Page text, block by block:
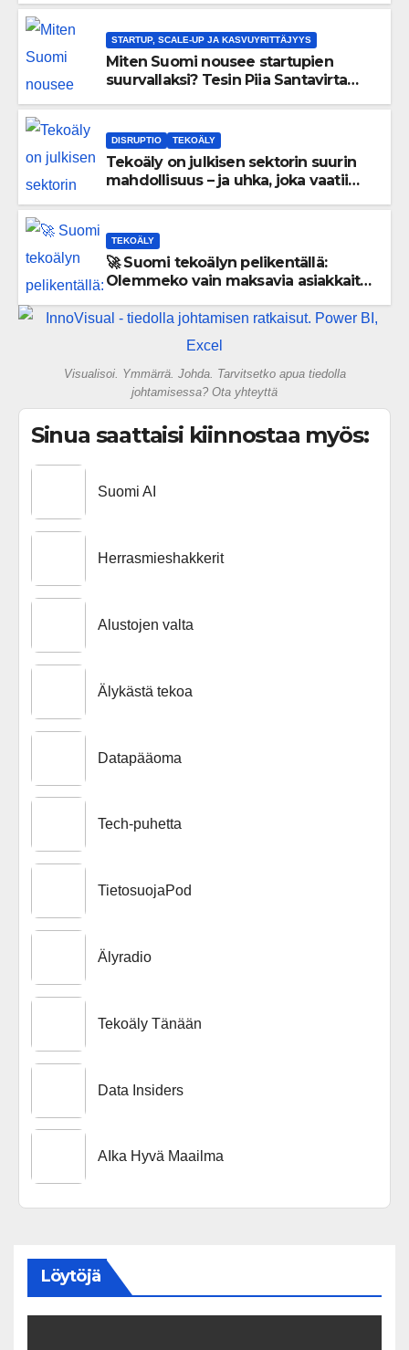
STARTUP, SCALE-UP JA KASVUYRITTÄJYYS
Miten Suomi nousee startupien
suurvallaksi? Tesin Piia Santavirta
DISRUPTIO TEKOÄLY
Tekoäly on julkisen sektorin suurin
mahdollisuus – ja uhka, joka vaatii
TEKOÄLY
🚀 Suomi tekoälyn pelikentällä:
Olemmeko vain maksavia asiakkaita
gigatehtaan?
Visualisoi. Ymmärrä. Johda. Tarvitsetko apua tiedolla
johtamisessa? Ota yhteyttä
Sinua saattaisi kiinnostaa myös:
Suomi AI
Herrasmieshakkerit
Alustojen valta
Älykästä tekoa
Datapääoma
Tech-puhetta
TietosuojaPod
Älyradio
Tekoäly Tänään
Data Insiders
AIka Hyvä Maailma
Löytöjä